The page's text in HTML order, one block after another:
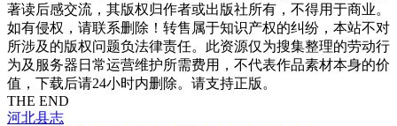
著读后感交流，其版权归作者或出版社所有，不得用于商业。
如有侵权，请联系删除！转售属于知识产权的纠纷，本站不对
所涉及的版权问题负法律责任。此资源仅为搜集整理的劳动行
为及服务器日常运营维护所需费用，不代表作品素材本身的价
值，下载后请24小时内删除。请支持正版。
THE END
河北县志